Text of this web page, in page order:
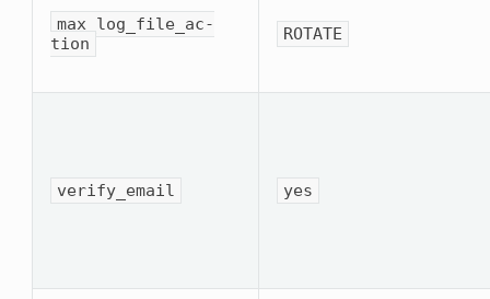
max_log_file_ac­
tion
ROTATE
verify_email yes